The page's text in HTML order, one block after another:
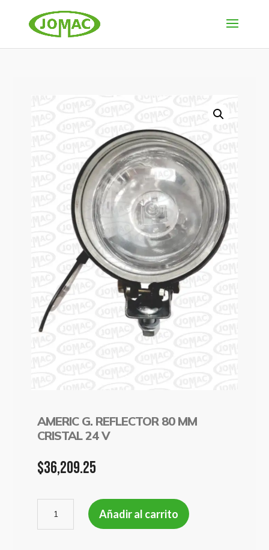
AMERIC G. REFLECTOR 80 MM
CRISTAL 24 V
$36,209.25
REFLECTOR
Añadir al carrito